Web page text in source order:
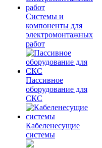
Системы и
компоненты для
электромонтажных
работ
Пассивное
оборудование для
СКС
Кабеленесущие
системы